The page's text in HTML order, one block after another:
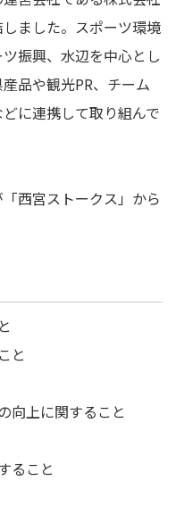
ました。スポーツ環境
振興、水辺を中心とし
品や観光PR、チーム
に連携して取り組んで
西宮ストークス」から
と
向上に関すること
ること